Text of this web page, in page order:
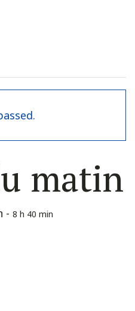
matin
- 8 h 40 min